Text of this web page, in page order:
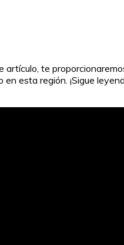
te
esta región. ¡Sigue